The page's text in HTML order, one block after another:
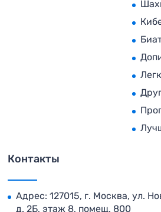
Контакты
Адрес: 127015, г. Москва, ул.
д. 2Б, этаж 8, помещ. 800